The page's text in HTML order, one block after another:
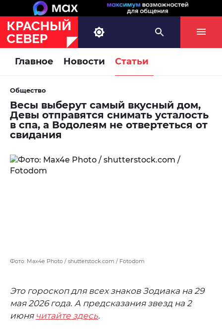
Главное Новости Статьи
Общество
Весы выберут самый вкусный дом,
Девы отправятся снимать усталость
в спа, а Водолеям не отвертеться от
свидания
Фото: Max4e Photo / shutterstock.com / Fotodom
Это гороскоп для всех знаков Зодиака на 29
мая 2026 года. А предсказания звезд на 2
июня читайте здесь.